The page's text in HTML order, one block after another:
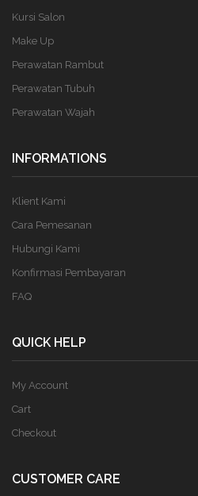
Kursi Salon
Make Up
Perawatan Rambut
Perawatan Tubuh
Perawatan Wajah
INFORMATIONS
Klient Kami
Cara Pemesanan
Hubungi Kami
Konfirmasi Pembayaran
FAQ
QUICK HELP
My Account
Cart
Checkout
CUSTOMER CARE